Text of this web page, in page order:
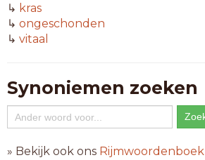
↳ kras
↳ ongeschonden
↳ vitaal
Synoniemen zoeken
» Bekijk ook ons Rijmwoordenboek